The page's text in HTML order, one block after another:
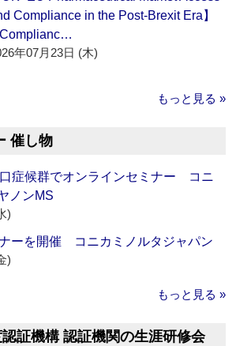
Compliance in the Post-Brexit Era】
年07月23日 (木)
もっと見る »
催し物
症候群でオンラインセミナー コニ
ノンMS
)
ーを開催 コニカミノルタジャパン
)
もっと見る »
証機構 認証機関の生涯研修会